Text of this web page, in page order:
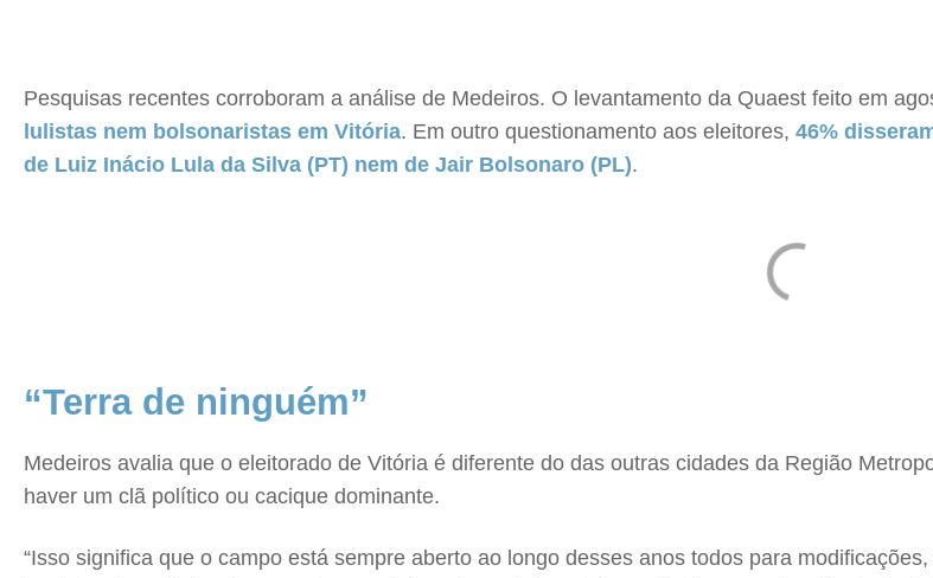
Pesquisas recentes corroboram a análise de Medeiros. O levantamento da Quaest feito em
lulistas nem bolsonaristas em Vitória. Em outro questionamento aos eleitores, 46%
de Luiz Inácio Lula da Silva (PT) nem de Jair Bolsonaro (PL).
“Terra de ninguém”
Medeiros avalia que o eleitorado de Vitória é diferente do das outras cidades da Região
haver um clã político ou cacique dominante.
“Isso significa que o campo está sempre aberto ao longo desses anos todos para